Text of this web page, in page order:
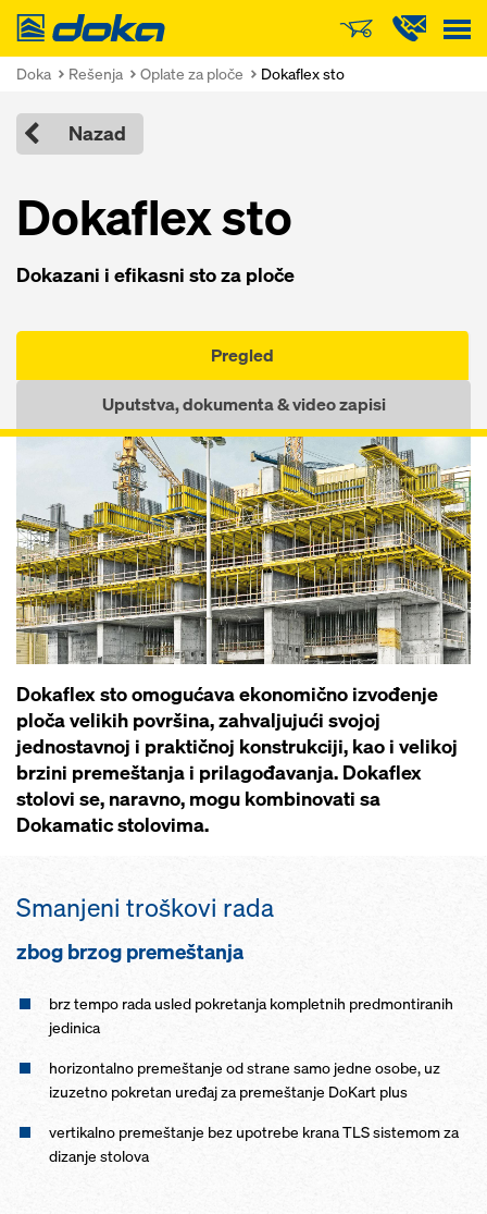
Doka
Doka Rešenja Oplate za ploče Dokaflex sto
Nazad
Dokaflex sto
Dokazani i efikasni sto za ploče
Pregled
Uputstva, dokumenta & video zapisi
Dokaflex sto omogućava ekonomično izvođenje
ploča velikih površina, zahvaljujući svojoj
jednostavnoj i praktičnoj konstrukciji, kao i velikoj
brzini premeštanja i prilagođavanja. Dokaflex
stolovi se, naravno, mogu kombinovati sa
Dokamatic stolovima.
Smanjeni troškovi rada
zbog brzog premeštanja
brz tempo rada usled pokretanja kompletnih predmontiranih
jedinica
horizontalno premeštanje od strane samo jedne osobe, uz
izuzetno pokretan uređaj za premeštanje DoKart plus
vertikalno premeštanje bez upotrebe krana TLS sistemom za
dizanje stolova